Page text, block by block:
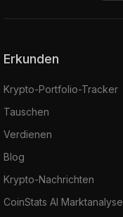
Erkunden
Krypto-Portfolio-Tracker
Tauschen
Verdienen
Blog
Krypto-Nachrichten
CoinStats AI Marktanalyse